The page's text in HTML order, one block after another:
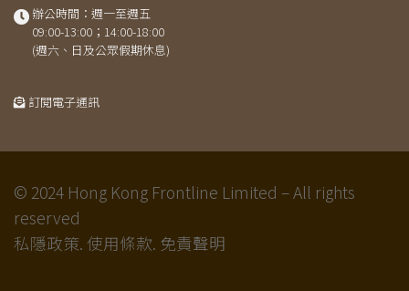
辦公時間：週一至週五
09:00-13:00；14:00-18:00
(週六、日及公眾假期休息)
訂閱電子通訊
© 2024 Hong Kong Frontline Limited – All rights
reserved
私隱政策. 使用條款. 免責聲明